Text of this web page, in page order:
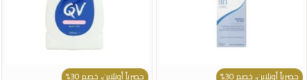
حصرياً أونلاين، خصم 30% حصرياً أونلاين، خصم 30%